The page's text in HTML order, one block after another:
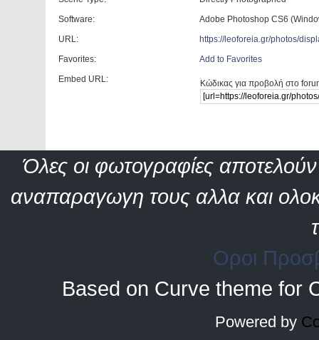
Software:
Adobe Photoshop CS6
URL:
https://leoforeia.gr/photos/
Favorites:
Add to Favorites
Embed URL:
Κώδικας για προβολή στο
Όλες οι φωτογραφίες αποτελούν
αναπαραγωγη τους αλλα και
Οροι
Based on Curve theme for
Powered by